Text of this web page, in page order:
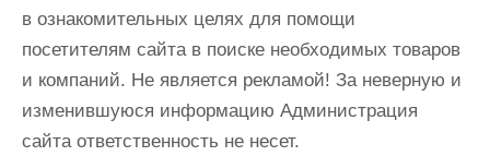
в ознакомительных целях для помощи
посетителям сайта в поиске необходимых товаров
и компаний. Не является рекламой! За неверную и
изменившуюся информацию Администрация
сайта ответственность не несет.